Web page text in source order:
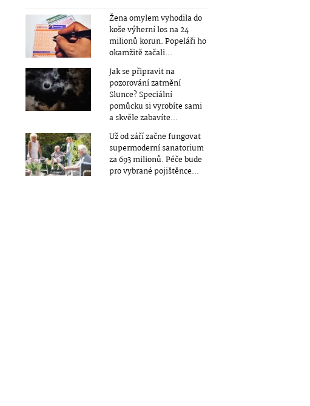
Žena omylem vyhodila do
koše výherní los na 24
milionů korun. Popeláři ho
okamžitě začali...
Jak se připravit na
pozorování zatmění
Slunce? Speciální
pomůcku si vyrobíte sami
a skvěle zabavíte...
Už od září začne fungovat
supermoderní sanatorium
za 693 milionů. Péče bude
pro vybrané pojištěnce...